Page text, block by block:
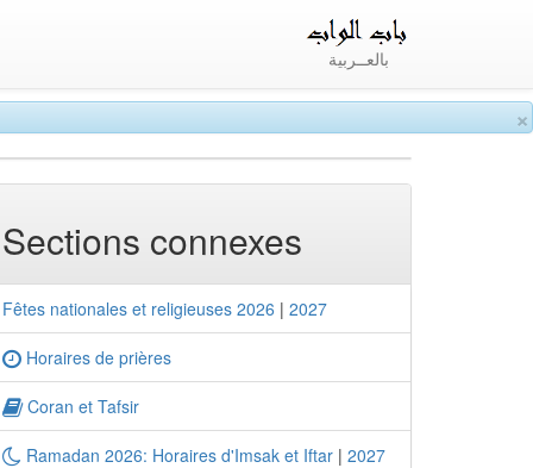
×
بالعــربية
Sections connexes
Fêtes nationales et religieuses 2026 | 2027
Horaires de prières
Coran et Tafsir
Ramadan 2026: Horaires d'Imsak et Iftar | 2027